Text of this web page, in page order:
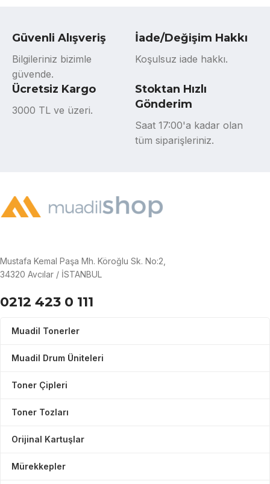
Güvenli Alışveriş
Bilgileriniz bizimle
güvende.
İade/Değişim Hakkı
Koşulsuz iade hakkı.
Ücretsiz Kargo
3000 TL ve üzeri.
Stoktan Hızlı
Gönderim
Saat 17:00'a kadar olan
tüm siparişleriniz.
Mustafa Kemal Paşa Mh. Köroğlu Sk. No:2,
34320 Avcılar / İSTANBUL
0212 423 0 111
Muadil Tonerler
Muadil Drum Üniteleri
Toner Çipleri
Toner Tozları
Orijinal Kartuşlar
Mürekkepler